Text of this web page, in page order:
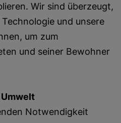
Wir sind überzeugt,
und unsere
um zum
und seiner Bewohner
Notwendigkeit